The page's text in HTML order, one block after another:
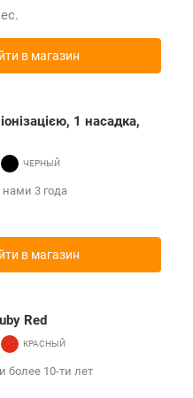
в магазин
1 насадка,
нами 3 года
в магазин
Red
более 10-ти лет